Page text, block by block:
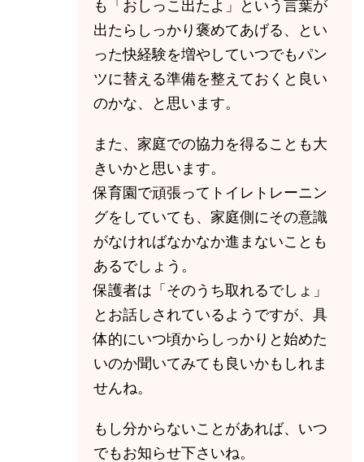
も「おしっこ出たよ」という言葉が
出たらしっかり褒めてあげる、とい
った快経験を増やしていつでもパン
ツに替える準備を整えておくと良い
のかな、と思います。
また、家庭での協力を得ることも大
きいかと思います。
保育園で頑張ってトイレトレーニン
グをしていても、家庭側にその意識
がなければなかなか進まないことも
あるでしょう。
保護者は「そのうち取れるでしょ」
とお話しされているようですが、具
体的にいつ頃からしっかりと始めた
いのか聞いてみても良いかもしれま
せんね。
もし分からないことがあれば、いつ
でもお知らせ下さいね。